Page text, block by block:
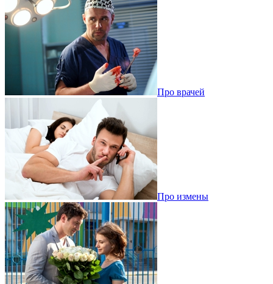
Про врачей
Про измены